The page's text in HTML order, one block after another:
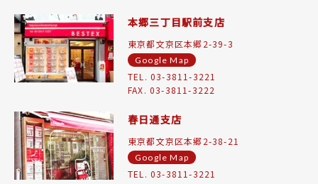
本郷三丁目駅前支店
東京都文京区本郷2-39-3
Google Map
TEL. 03-3811-3221
FAX. 03-3811-3222
春日通支店
東京都文京区本郷2-38-21
Google Map
TEL. 03-3811-3221